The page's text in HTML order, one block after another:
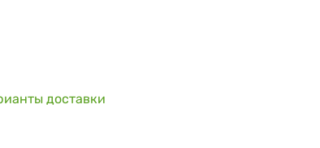
доставки